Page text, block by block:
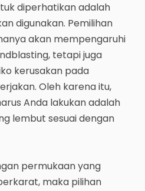
diperhatikan adalah
digunakan. Pemilihan
akan mempengaruhi
tetapi juga
kerusakan pada
Oleh karena itu,
Anda lakukan adalah
lembut sesuai dengan
permukaan yang
maka pilihan